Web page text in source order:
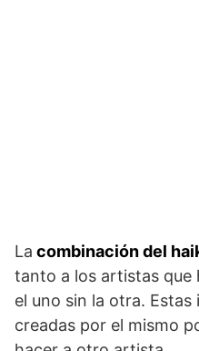
La combinación del
tanto a los artistas que
el uno sin la otra. Estas
creadas por el mismo